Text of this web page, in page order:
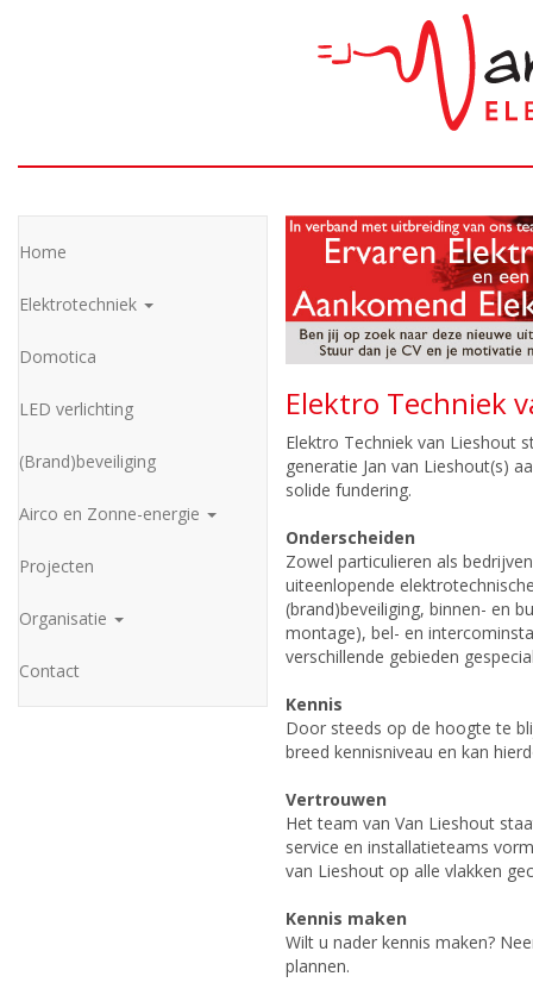
Home
Elektrotechniek
Domotica
LED verlichting
(Brand)beveiliging
Airco en Zonne-energie
Projecten
Organisatie
Contact
Elektro Techniek
Elektro Techniek van Lieshout
generatie Jan van Lieshout(s)
solide fundering.
Onderscheiden
Zowel particulieren als
uiteenlopende
(brand)beveiliging, binnen- en
montage), bel- en
verschillende gebieden
Kennis
Door steeds op de hoogte te
breed kennisniveau en kan
Vertrouwen
Het team van Van Lieshout
service en installatieteams
van Lieshout op alle vlakken
Kennis maken
Wilt u nader kennis maken?
plannen.